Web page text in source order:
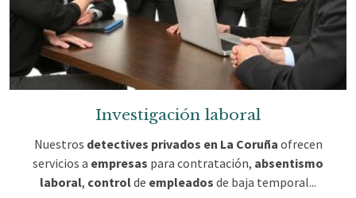
Investigación laboral
Nuestros detectives privados en La Coruña ofrecen
servicios a empresas para contratación, absentismo
laboral, controlde empleados de baja temporal...